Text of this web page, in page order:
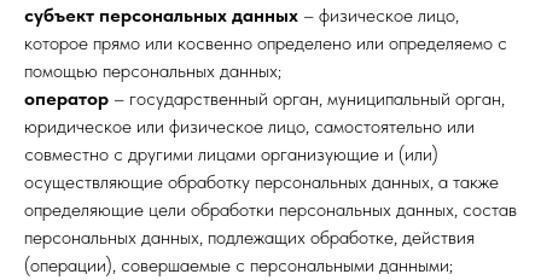
субъект персональных данных – физическое лицо,
которое прямо или косвенно определено или определяемо с
помощью персональных данных;
оператор – государственный орган, муниципальный орган,
юридическое или физическое лицо, самостоятельно или
совместно с другими лицами организующие и (или)
осуществляющие обработку персональных данных, а также
определяющие цели обработки персональных данных, состав
персональных данных, подлежащих обработке, действия
(операции), совершаемые с персональными данными;